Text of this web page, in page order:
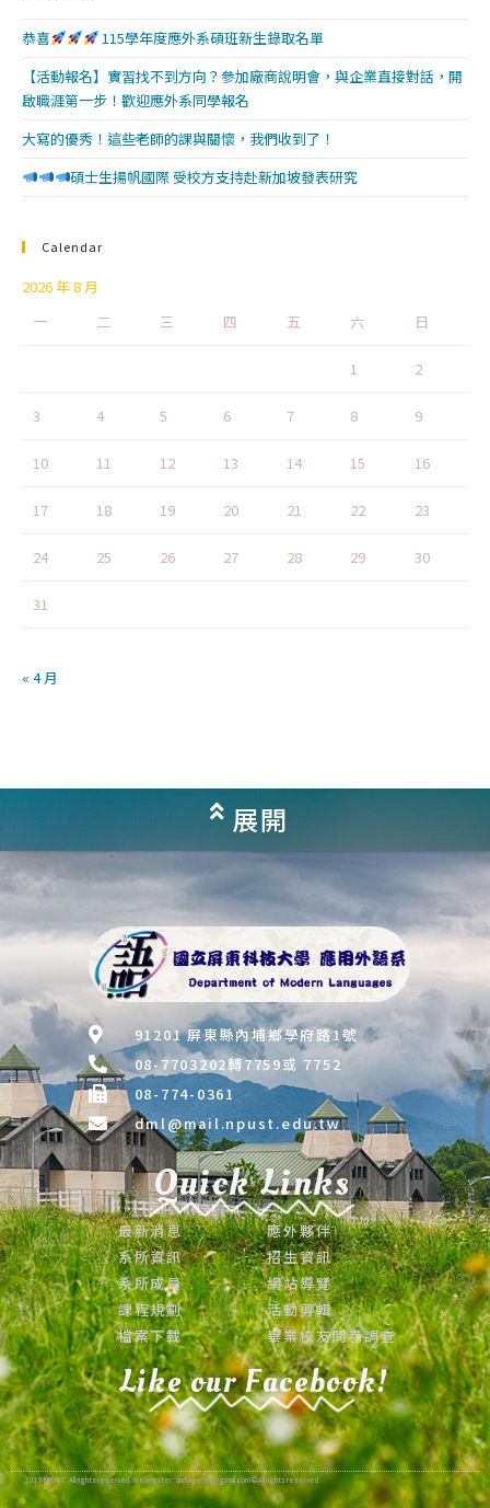
恭喜
115學年度應外系碩班新生錄取名單
【活動報名】實習找不到方向？參加廠商說明會，與企業直接對話，開
啟職涯第一步！歡迎應外系同學報名
大寫的優秀！這些老師的課與關懷，我們收到了！
碩士生揚帆國際 受校方支持赴新加坡發表研究
Calendar
2026 年 8 月
一
二 三 四 五 六 日
1 2
3 4 5 6 7 8 9
10 11 12 13 14 15 16
17 18 19 20 21 22 23
24 25 26 27 28 29 30
31
« 4 月
展開
91201 屏東縣內埔鄉學府路1號
08-7703202轉7759或 7752
08-774-0361
dml@mail.npust.edu.tw
Quick Links
最新消息
系所資訊
系所成員
課程規劃
檔案下載
應外夥伴
招生資訊
網站導覽
活動剪輯
畢業校友問卷調查
Like our Facebook!
2019 NPUST . All rights reserved. Webmaster : andylee.tw@gmail.com © All rights reserved